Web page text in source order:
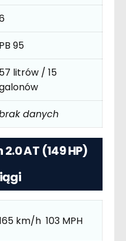
PB 95
57 litrów / 15
danych
AT (149 HP)
km/h 103 MPH